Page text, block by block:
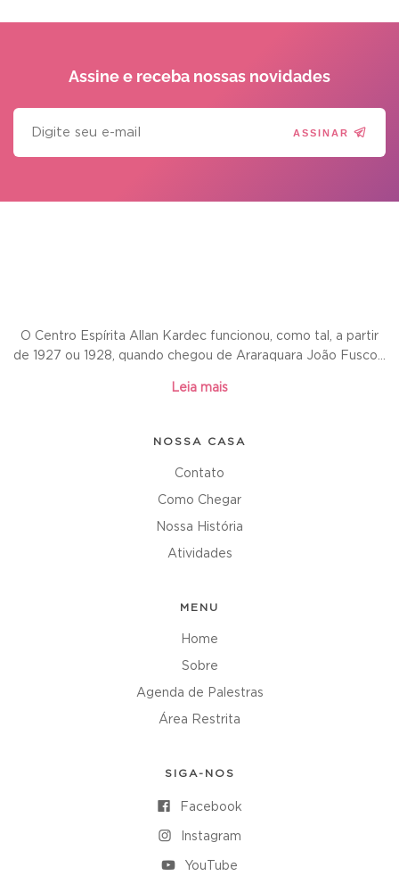
Assine e receba nossas novidades
ASSINAR
O Centro Espírita Allan Kardec funcionou, como tal, a partir
de 1927 ou 1928, quando chegou de Araraquara João Fusco...
Leia mais
NOSSA CASA
Contato
Como Chegar
Nossa História
Atividades
MENU
Home
Sobre
Agenda de Palestras
Área Restrita
SIGA-NOS
Facebook
Instagram
YouTube